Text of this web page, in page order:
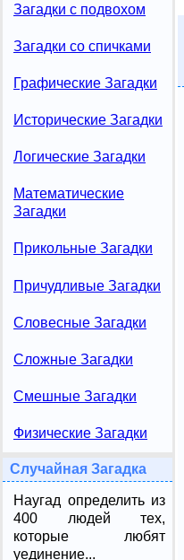
Загадки с подвохом
Загадки со спичками
Графические Загадки
Исторические Загадки
Логические Загадки
Математические
Загадки
Прикольные Загадки
Причудливые Загадки
Словесные Загадки
Сложные Загадки
Смешные Загадки
Физические Загадки
Случайная Загадка
Наугад определить из
400 людей тех,
которые любят
уединение...